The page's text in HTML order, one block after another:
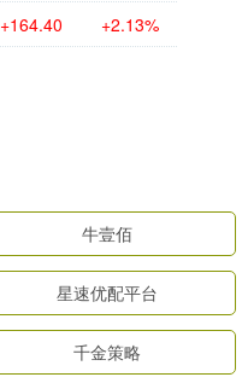
+164.40 +2.13%
牛壹佰
星速优配平台
千金策略